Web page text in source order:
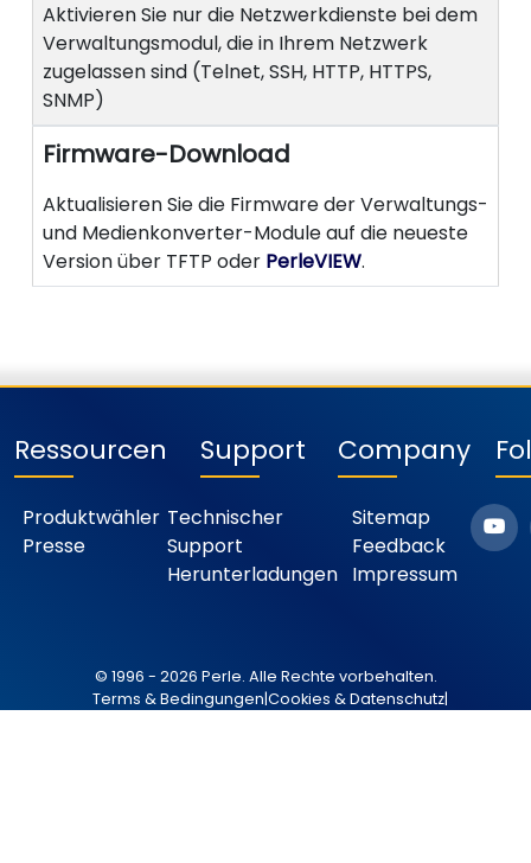
Aktivieren Sie nur die Netzwerkdienste bei dem
Verwaltungsmodul, die in Ihrem Netzwerk
zugelassen sind (Telnet, SSH, HTTP, HTTPS,
SNMP)
Firmware-Download
Aktualisieren Sie die Firmware der Verwaltungs-
und Medienkonverter-Module auf die neueste
Version über TFTP oder PerleVIEW.
Ressourcen
Produktwähler
Presse
Support
Technischer
Support
Herunterladungen
Company
Sitemap
Feedback
Impressum
© 1996 - 2026 Perle. Alle Rechte vorbehalten.
Terms & Bedingungen|Cookies & Datenschutz|